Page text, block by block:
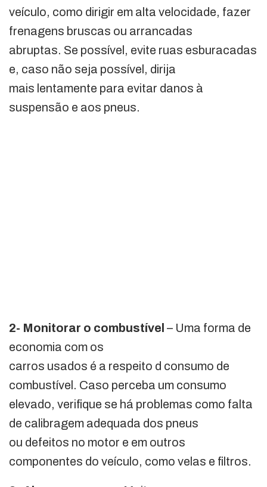
veículo, como dirigir em alta velocidade, fazer
frenagens bruscas ou arrancadas
abruptas. Se possível, evite ruas esburacadas
e, caso não seja possível, dirija
mais lentamente para evitar danos à
suspensão e aos pneus.
2- Monitorar o combustível – Uma forma de
economia com os
carros usados é a respeito d consumo de
combustível. Caso perceba um consumo
elevado, verifique se há problemas como falta
de calibragem adequada dos pneus
ou defeitos no motor e em outros
componentes do veículo, como velas e filtros.